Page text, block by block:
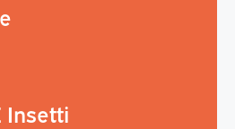
Insetti